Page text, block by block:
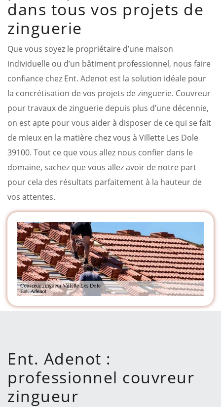
dans tous vos projets de
zinguerie
Que vous soyez le propriétaire d’une maison
individuelle ou d’un bâtiment professionnel, nous faire
confiance chez Ent. Adenot est la solution idéale pour
la concrétisation de vos projets de zinguerie. Couvreur
pour travaux de zinguerie depuis plus d’une décennie,
on est apte pour vous aider à disposer de ce qui se fait
de mieux en la matière chez vous à Villette Les Dole
39100. Tout ce que vous allez nous confier dans le
domaine, sachez que vous allez avoir de notre part
pour cela des résultats parfaitement à la hauteur de
vos attentes.
Ent. Adenot :
professionnel couvreur
zingueur